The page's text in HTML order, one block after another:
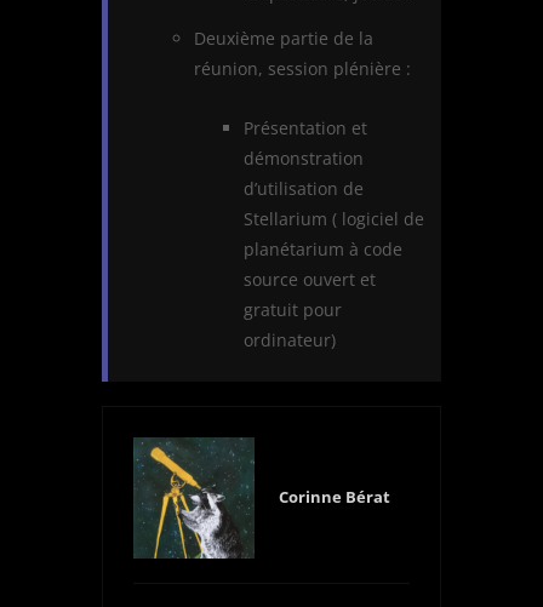
Deuxième partie de la
réunion, session plénière :
Présentation et
démonstration
d’utilisation de
Stellarium ( logiciel de
planétarium à code
source ouvert et
gratuit pour
ordinateur)
Corinne Bérat